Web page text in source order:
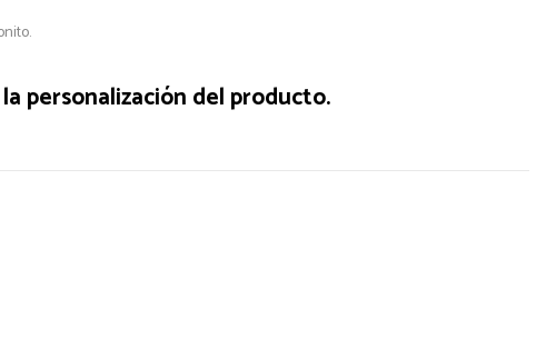
personalización del producto.